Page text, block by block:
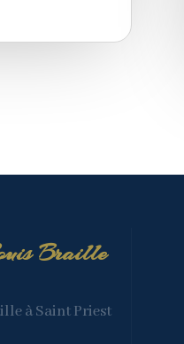
Braille
à Saint Priest